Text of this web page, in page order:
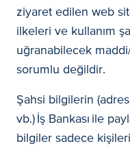
ziyaret edilen web
ilkeleri ve kullanım
uğranabilecek
sorumlu değildir.
Şahsi bilgilerin
vb.) İş Bankası ile
bilgiler sadece